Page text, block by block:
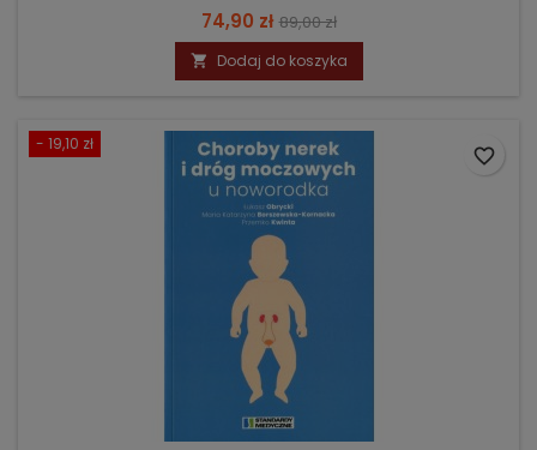
Cena
74,90 zł Cena
podstawowa
89,00 zł
 Dodaj do koszyka
- 19,10 zł
favorite_border